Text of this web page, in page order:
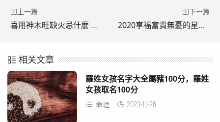
上一篇
喜用神木旺缺火忌什麼 需要注意什麼
下一篇
2020享福富貴無憂的星座女
相关文章
羅姓女孩名字大全屬豬100分，羅姓
女孩取名100分
命理 2023-11-26